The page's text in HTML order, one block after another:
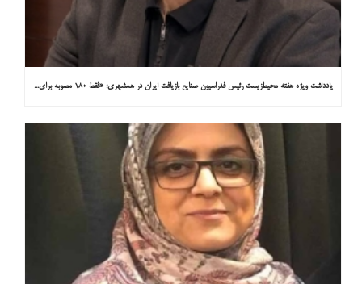
یادداشت ویژه هفته محیط‌زیست رئیس فدراسیون صنایع بازیافت ایران در همشهری: «فقط ۱۸۰ مصوبه برای خارج کردن خودروهای فرسوده از خیابان‌ها»